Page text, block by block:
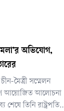
অভিযোগ,
মৈত্রী সম্মেলন
আয়োজিত আলোচনা
শেষে তিনি রাষ্ট্রপতির